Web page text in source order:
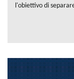
l'obiettivo di